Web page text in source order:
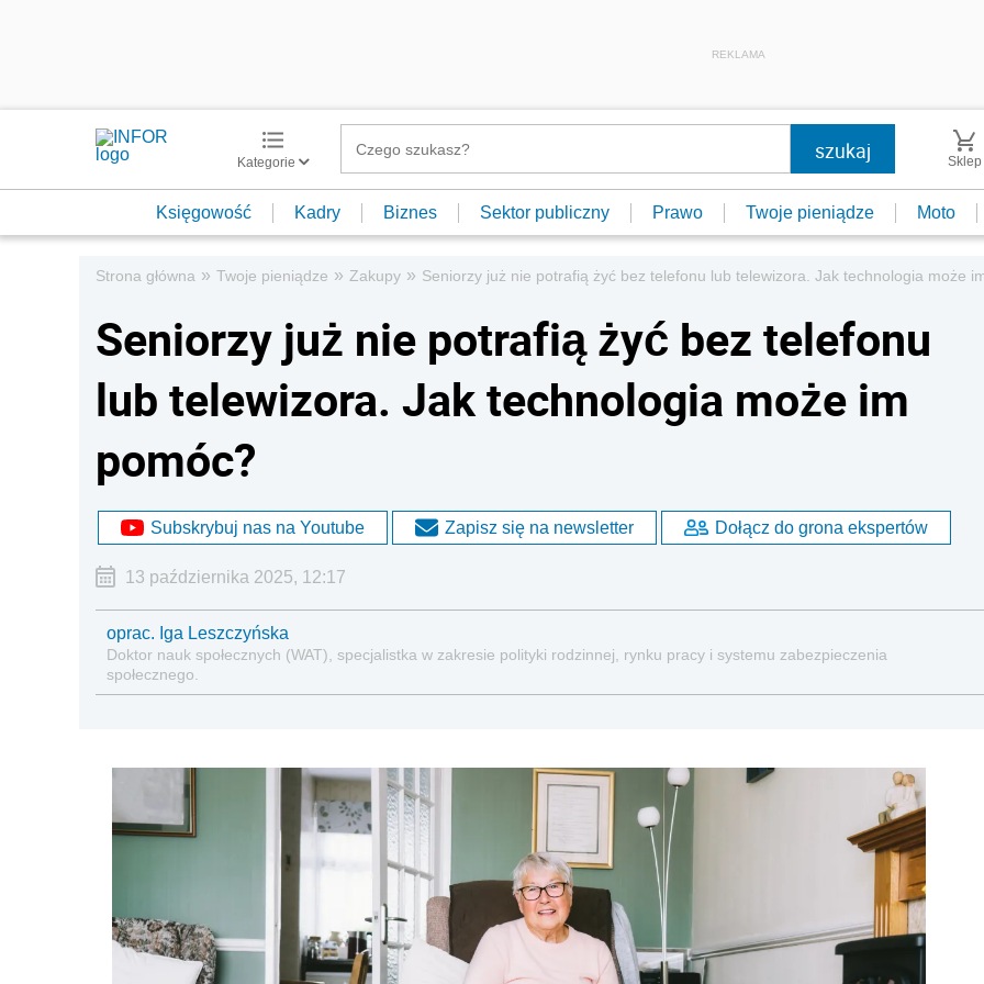
REKLAMA
Kategorie Sklep
Księgowość Kadry Biznes Sektor publiczny Prawo Twoje pieniądze Moto
Strona główna » Twoje pieniądze » Zakupy » Seniorzy już nie potrafią żyć bez telefonu lub telewizora. Jak technologia może
Seniorzy już nie potrafią żyć bez telefonu
lub telewizora. Jak technologia może im
pomóc?
Subskrybuj nas na Youtube Zapisz się na newsletter Dołącz do grona ekspertów
13 października 2025, 12:17
oprac. Iga Leszczyńska
Doktor nauk społecznych (WAT), specjalistka w zakresie polityki rodzinnej, rynku pracy i systemu zabezpieczenia
społecznego.